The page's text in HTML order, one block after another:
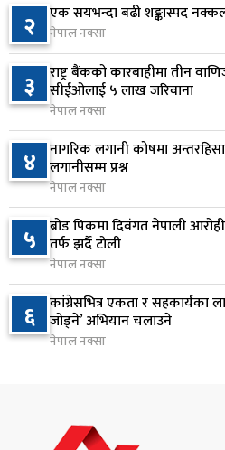
७
नबिल बैंकको नाफा ३३.५०
क्षमता १९.१० प्रतिशत
२३ घण्टा अघि
८
राष्ट्र बैंकलाई अर्थमन्त्री
होइन, आर्थिक विकासको
२३ घण्टा अघि
९ स्पेस–एक्सको रकेटको
१ दिन अघि
१० एभरेस्ट बैंकको खुद नाफा
१ दिन अघि
२ एक सयभन्दा बढी शङ्कास्पद
नेपाल नक्सा
३ राष्ट्र बैंकको कारबाहीमा तीन
सीईओलाई ५ लाख जरिवाना
नेपाल नक्सा
४ नागरिक लगानी कोषमा
लगानीसम्म प्रश्न
नेपाल नक्सा
५ ब्रोड पिकमा दिवंगत नेपाली
तर्फ झर्दै टोली
नेपाल नक्सा
६ कांग्रेसभित्र एकता र सहकार्यका
जोड्ने’ अभियान चलाउने
नेपाल नक्सा